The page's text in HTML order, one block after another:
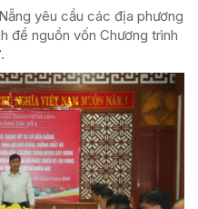
yêu cầu các địa phương
để nguồn vốn Chương trình